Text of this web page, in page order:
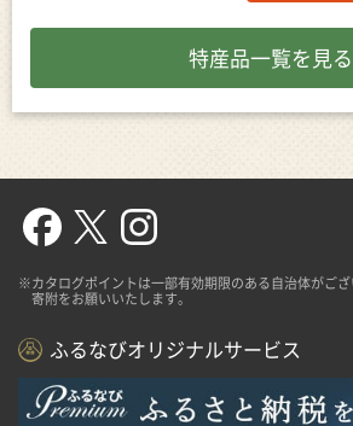
特産品一覧を見る
※カタログポイントは一部有効期限のある自治体がご
寄附をお願いいたします。
ふるなびオリジナルサービス